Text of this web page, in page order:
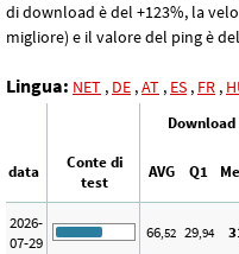
di download è del +123%, la
migliore) e il valore del ping è
Lingua: NET , DE ,AT , ES , FR ,
data
Conte di
test
AVG Q1
2026-
07-29
66,52 29,94